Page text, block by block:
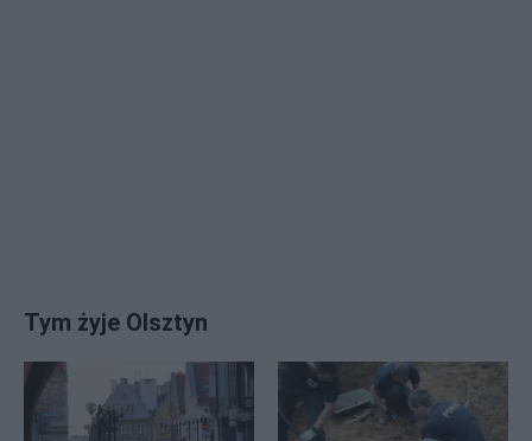
Tym żyje Olsztyn